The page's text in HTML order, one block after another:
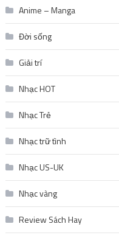
Anime – Manga
Đời sống
Giải trí
Nhạc HOT
Nhạc Trẻ
Nhạc trữ tình
Nhạc US-UK
Nhạc vàng
Review Sách Hay